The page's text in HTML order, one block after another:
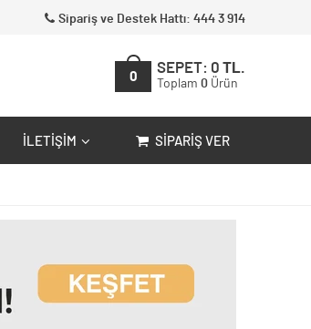
Sipariş ve Destek Hattı: 444 3 914
0
SEPET: 0 TL.
Toplam 0 Ürün
İLETIŞIM SIPARIŞ VER